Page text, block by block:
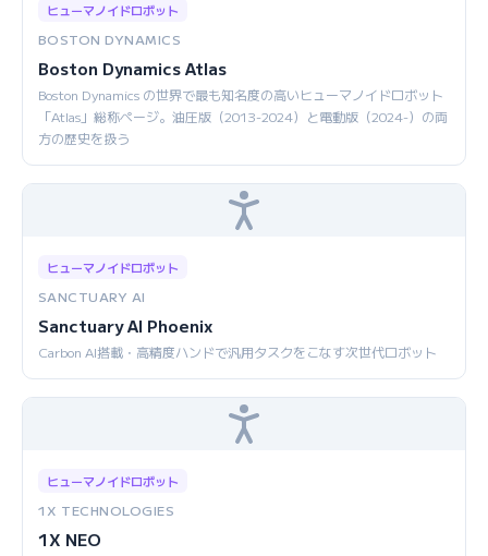
ヒューマノイドロボット
BOSTON DYNAMICS
Boston Dynamics Atlas
Boston Dynamics の世界で最も知名度の高いヒューマノイドロボット
「Atlas」総称ページ。油圧版（2013-2024）と電動版（2024-）の両
方の歴史を扱う
ヒューマノイドロボット
SANCTUARY AI
Sanctuary AI Phoenix
Carbon AI搭載・高精度ハンドで汎用タスクをこなす次世代ロボット
ヒューマノイドロボット
1X TECHNOLOGIES
1X NEO